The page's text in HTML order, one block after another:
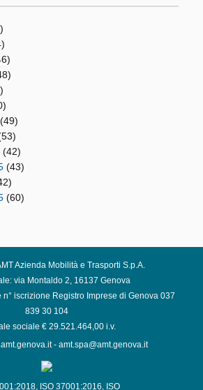
(49)
(42)
(43)
(60)
Azienda Mobilità e Trasporti S.p.A.
via Montaldo 2, 16137 Genova
n° iscrizione Registro Imprese di Genova 037
839 30 104
sociale € 29.521.464,00 i.v.
- amt.spa@amt.genova.it
, ISO 37001:2016, ISO